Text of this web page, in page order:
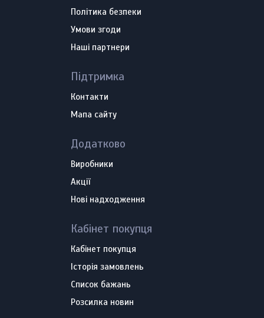
Політика безпеки
Умови згоди
Наші партнери
Підтримка
Контакти
Мапа сайту
Додатково
Виробники
Акції
Нові надходження
Кабінет покупця
Кабінет покупця
Історія замовлень
Список бажань
Розсилка новин